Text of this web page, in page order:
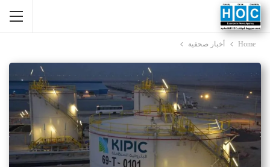
Home أخبار صحفية